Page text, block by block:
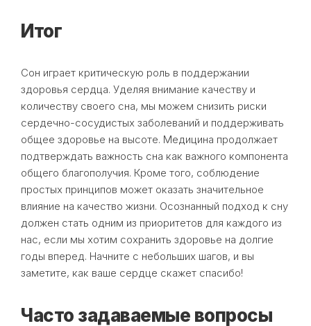
Итог
Сон играет критическую роль в поддержании
здоровья сердца. Уделяя внимание качеству и
количеству своего сна, мы можем снизить риски
сердечно-сосудистых заболеваний и поддерживать
общее здоровье на высоте. Медицина продолжает
подтверждать важность сна как важного компонента
общего благополучия. Кроме того, соблюдение
простых принципов может оказать значительное
влияние на качество жизни. Осознанный подход к сну
должен стать одним из приоритетов для каждого из
нас, если мы хотим сохранить здоровье на долгие
годы вперед. Начните с небольших шагов, и вы
заметите, как ваше сердце скажет спасибо!
Часто задаваемые вопросы